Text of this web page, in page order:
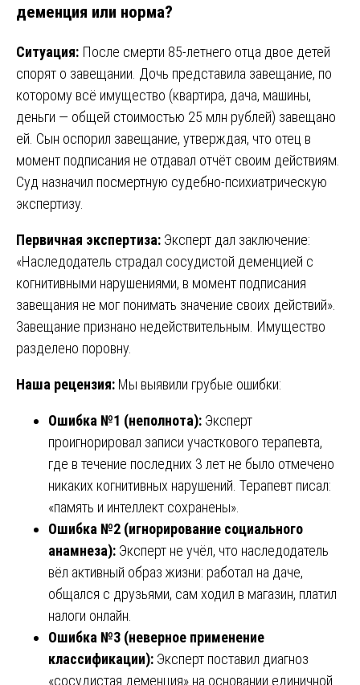
деменция или норма?
Ситуация: После смерти 85-летнего отца двое детей
спорят о завещании. Дочь представила завещание, по
которому всё имущество (квартира, дача, машины,
деньги — общей стоимостью 25 млн рублей) завещано
ей. Сын оспорил завещание, утверждая, что отец в
момент подписания не отдавал отчёт своим действиям.
Суд назначил посмертную судебно-психиатрическую
экспертизу.
Первичная экспертиза: Эксперт дал заключение:
«Наследодатель страдал сосудистой деменцией с
когнитивными нарушениями, в момент подписания
завещания не мог понимать значение своих действий».
Завещание признано недействительным. Имущество
разделено поровну.
Наша рецензия: Мы выявили грубые ошибки:
Ошибка №1 (неполнота): Эксперт
проигнорировал записи участкового терапевта,
где в течение последних 3 лет не было отмечено
никаких когнитивных нарушений. Терапевт писал:
«память и интеллект сохранены».
Ошибка №2 (игнорирование социального
анамнеза): Эксперт не учёл, что наследодатель
вёл активный образ жизни: работал на даче,
общался с друзьями, сам ходил в магазин, платил
налоги онлайн.
Ошибка №3 (неверное применение
классификации): Эксперт поставил диагноз
«сосудистая деменция» на основании единичной